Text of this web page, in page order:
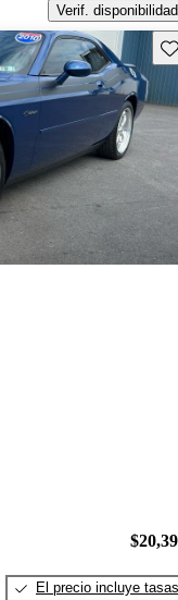
Verif. disponibilidad
El precio incluye tasas